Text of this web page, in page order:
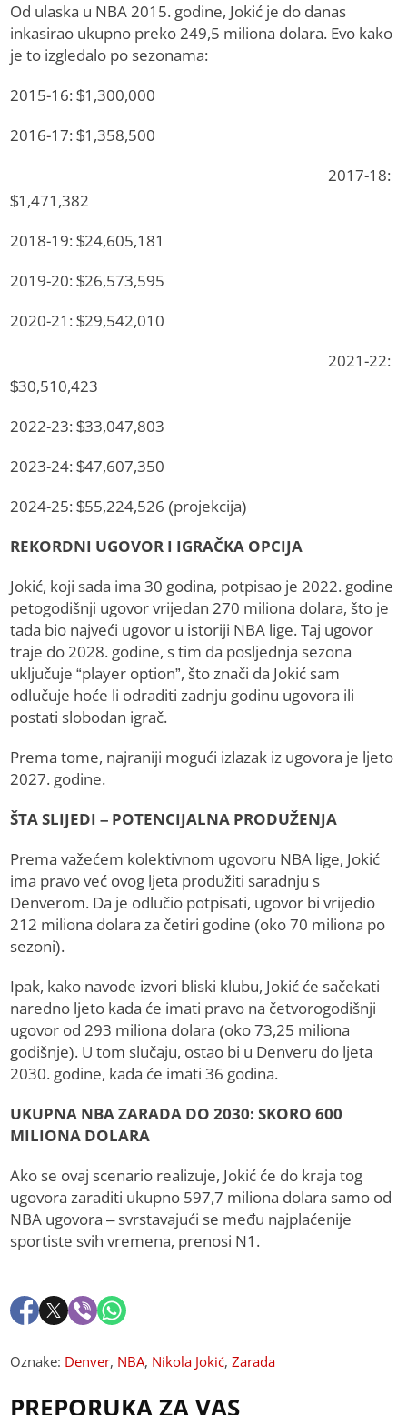
Od ulaska u NBA 2015. godine, Jokić je do danas
inkasirao ukupno preko 249,5 miliona dolara. Evo kako
je to izgledalo po sezonama:
2015-16: $1,300,000
2016-17: $1,358,500
2017-18:
$1,471,382
2018-19: $24,605,181
2019-20: $26,573,595
2020-21: $29,542,010
2021-22:
$30,510,423
2022-23: $33,047,803
2023-24: $47,607,350
2024-25: $55,224,526 (projekcija)
REKORDNI UGOVOR I IGRAČKA OPCIJA
Jokić, koji sada ima 30 godina, potpisao je 2022. godine
petogodišnji ugovor vrijedan 270 miliona dolara, što je
tada bio najveći ugovor u istoriji NBA lige. Taj ugovor
traje do 2028. godine, s tim da posljednja sezona
uključuje “player option”, što znači da Jokić sam
odlučuje hoće li odraditi zadnju godinu ugovora ili
postati slobodan igrač.
Prema tome, najraniji mogući izlazak iz ugovora je ljeto
2027. godine.
ŠTA SLIJEDI – POTENCIJALNA PRODUŽENJA
Prema važećem kolektivnom ugovoru NBA lige, Jokić
ima pravo već ovog ljeta produžiti saradnju s
Denverom. Da je odlučio potpisati, ugovor bi vrijedio
212 miliona dolara za četiri godine (oko 70 miliona po
sezoni).
Ipak, kako navode izvori bliski klubu, Jokić će sačekati
naredno ljeto kada će imati pravo na četvorogodišnji
ugovor od 293 miliona dolara (oko 73,25 miliona
godišnje). U tom slučaju, ostao bi u Denveru do ljeta
2030. godine, kada će imati 36 godina.
UKUPNA NBA ZARADA DO 2030: SKORO 600
MILIONA DOLARA
Ako se ovaj scenario realizuje, Jokić će do kraja tog
ugovora zaraditi ukupno 597,7 miliona dolara samo od
NBA ugovora – svrstavajući se među najplaćenije
sportiste svih vremena, prenosi N1.
Oznake: Denver, NBA, Nikola Jokić,Zarada
PREPORUKA ZA VAS